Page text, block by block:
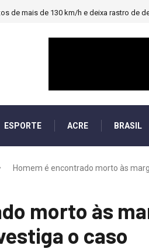
de mais de 130 km/h e deixa rastro de
ESPORTE ACRE BRASIL
Homem é encontrado morto às
morto às
o caso